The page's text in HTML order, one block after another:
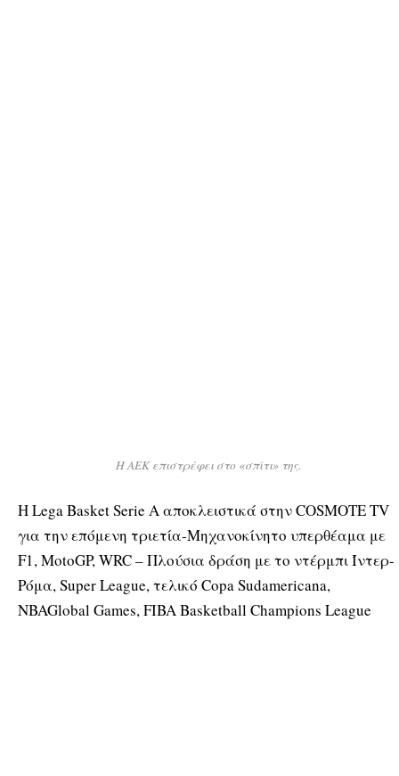
H ΑΕΚ επιστρέφει στο «σπίτι» της.
Η Lega Basket Serie A αποκλειστικά στην COSMOTE TV
για την επόμενη τριετία-Μηχανοκίνητο υπερθέαμα με
F1, MotoGP, WRC – Πλούσια δράση με το ντέρμπι Ίντερ-
Ρόμα, Super League, τελικό Copa Sudamericana,
NBAGlobal Games, FIBA Basketball Champions League